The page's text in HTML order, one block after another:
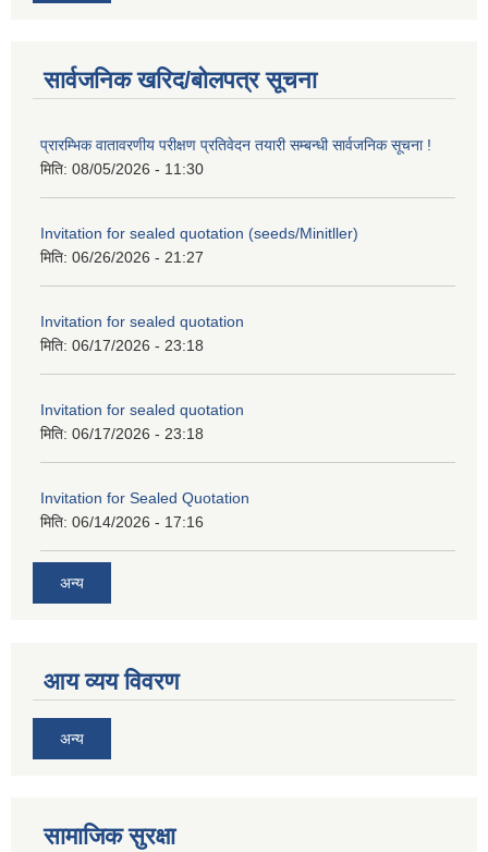
सार्वजनिक खरिद/बोलपत्र सूचना
प्रारम्भिक वातावरणीय परीक्षण प्रतिवेदन तयारी सम्बन्धी सार्वजनिक सूचना !
मिति: 08/05/2026 - 11:30
Invitation for sealed quotation (seeds/Minitller)
मिति: 06/26/2026 - 21:27
Invitation for sealed quotation
मिति: 06/17/2026 - 23:18
Invitation for sealed quotation
मिति: 06/17/2026 - 23:18
Invitation for Sealed Quotation
मिति: 06/14/2026 - 17:16
अन्य
आय व्यय विवरण
अन्य
सामाजिक सुरक्षा